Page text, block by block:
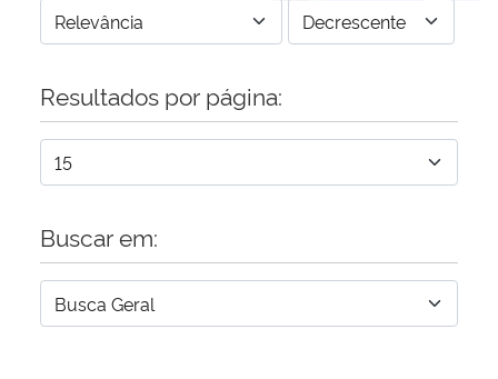
Resultados por página:
Buscar em: